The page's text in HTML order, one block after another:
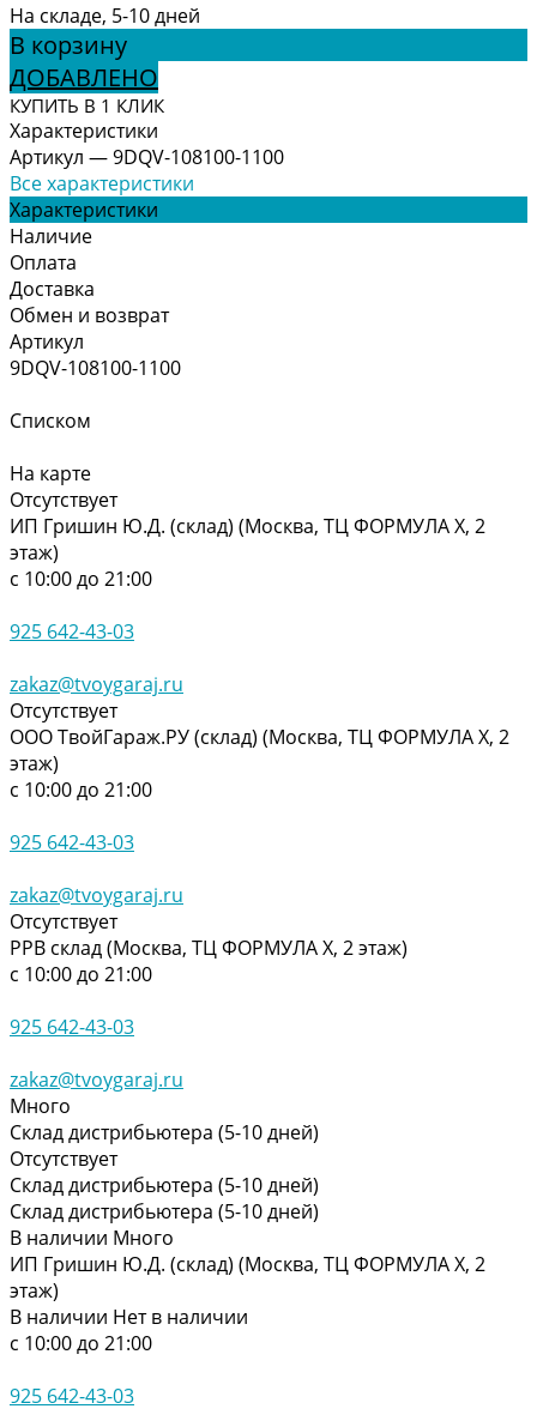
На складе, 5-10 дней
В корзину
ДОБАВЛЕНО
КУПИТЬ В 1 КЛИК
Характеристики
Артикул —9DQV-108100-1100
Все характеристики
Характеристики
Наличие
Оплата
Доставка
Обмен и возврат
Артикул
9DQV-108100-1100
Списком
На карте
Отсутствует
ИП Гришин Ю.Д. (склад) (Москва, ТЦ ФОРМУЛА Х, 2
этаж)
с 10:00 до 21:00
925 642-43-03
zakaz@tvoygaraj.ru
Отсутствует
ООО ТвойГараж.РУ (склад) (Москва, ТЦ ФОРМУЛА Х, 2
этаж)
с 10:00 до 21:00
925 642-43-03
zakaz@tvoygaraj.ru
Отсутствует
РРВ склад (Москва, ТЦ ФОРМУЛА Х, 2 этаж)
с 10:00 до 21:00
925 642-43-03
zakaz@tvoygaraj.ru
Много
Склад дистрибьютера (5-10 дней)
Отсутствует
Склад дистрибьютера (5-10 дней)
Склад дистрибьютера (5-10 дней)
В наличии Много
ИП Гришин Ю.Д. (склад) (Москва, ТЦ ФОРМУЛА Х, 2
этаж)
В наличии Нет в наличии
с 10:00 до 21:00
925 642-43-03